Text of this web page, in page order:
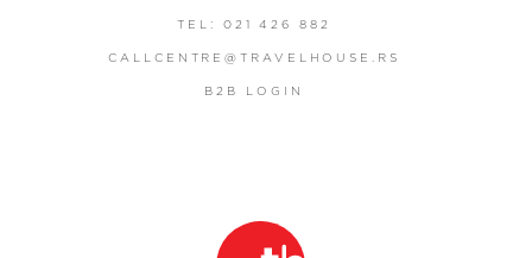
TEL: 021 426 882
CALLCENTRE@TRAVELHOUSE.RS
B2B LOGIN